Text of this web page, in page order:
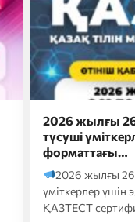
Сәлем,
Болашақ
ба?
Онда
кәсіби бағдарлау